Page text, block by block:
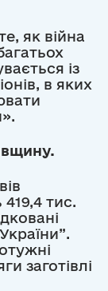
як війна
із
в яких
419,4 тис.
заготівлі